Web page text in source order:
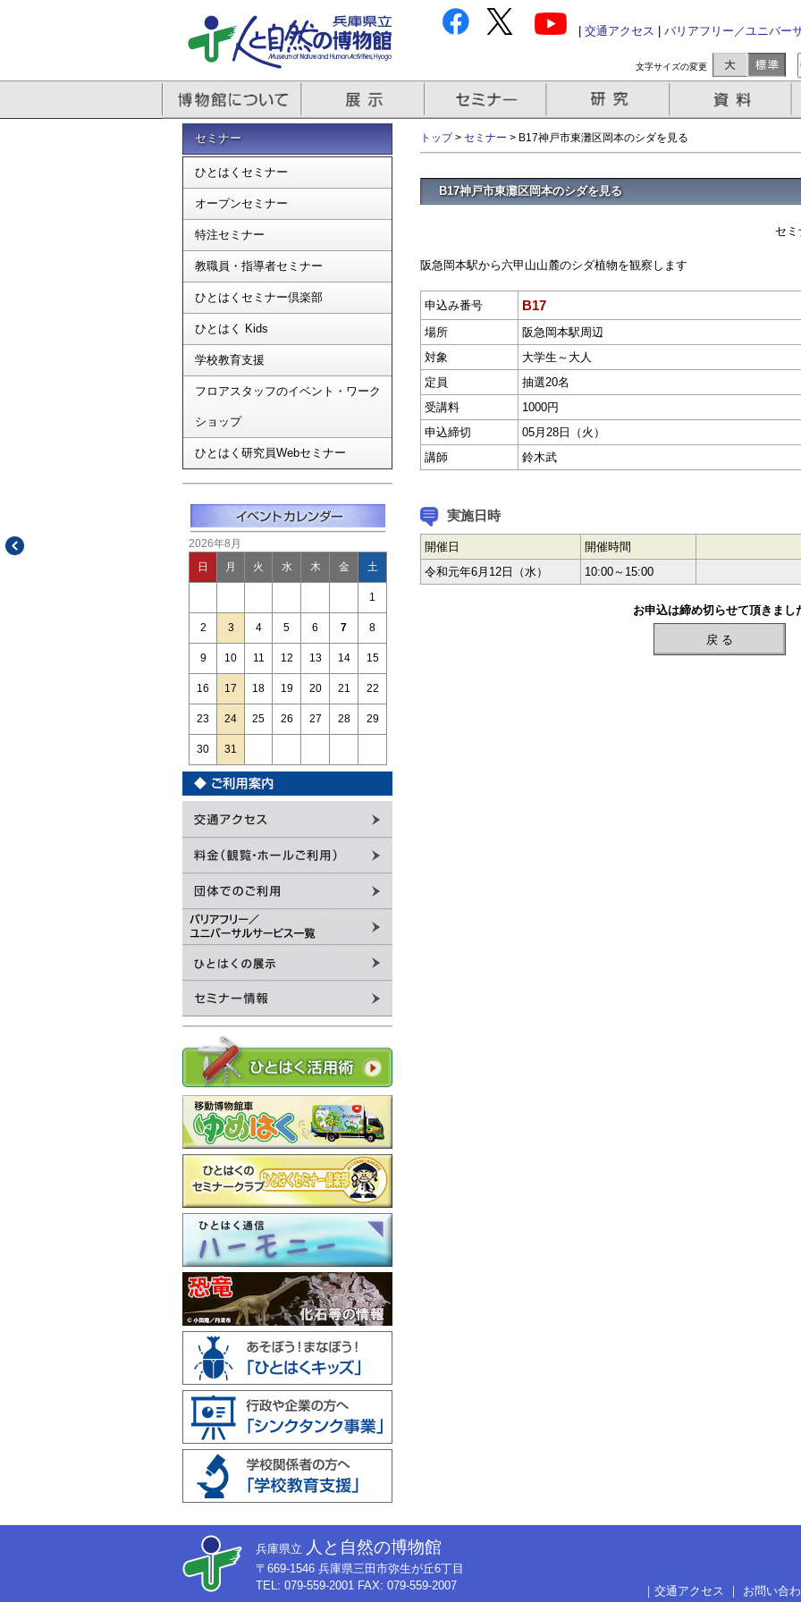
交通アクセス バリアフリー／ユニバー
文字サイズの変更
セミナー
ひとはくセミナー
オープンセミナー
特注セミナー
教職員・指導者セミナー
ひとはくセミナー倶楽部
ひとはく Kids
学校教育支援
フロアスタッフのイベント・ワーク
ショップ
ひとはく研究員Webセミナー
2026年8月
日 月 火 水 木 金 土
1
2 3 4 5 6 7 8
9 10 11 12 13 14 15
16 17 18 19 20 21 22
23 24 25 26 27 28 29
30 31
トップ> セミナー > B17神戸市東灘区岡本のシダを見る
B17神戸市東灘区岡本のシダを見る
セ
阪急岡本駅から六甲山山麓のシダ植物を観察します
申込み番号 B17
場所
阪急岡本駅周辺
対象
大学生～大人
定員
抽選20名
受講料
1000円
申込締切
05月28日（火）
講師
鈴木武
実施日時
開催日
開催時間
令和元年6月12日（水）
10:00～15:00
お申込は締め切らせて頂きまし
戻 る
兵庫県立 人と自然の博物館
〒669-1546 兵庫県三田市弥生が丘6丁目
TEL: 079-559-2001 FAX: 079-559-2007
｜ 交通アクセス ｜ お問い合